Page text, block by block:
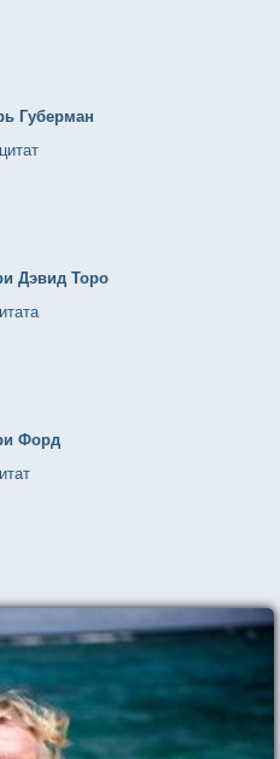
Губерман
Дэвид Торо
Форд